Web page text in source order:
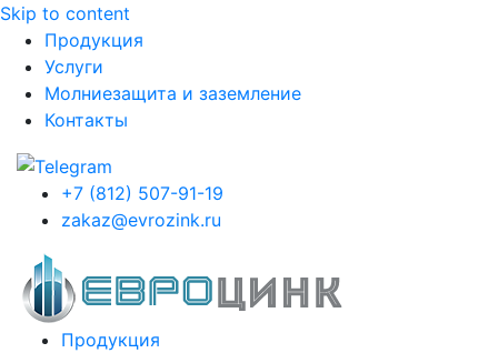
Skip to content
Продукция
Услуги
Молниезащита и заземление
Контакты
+7 (812) 507-91-19
zakaz@evrozink.ru
Продукция